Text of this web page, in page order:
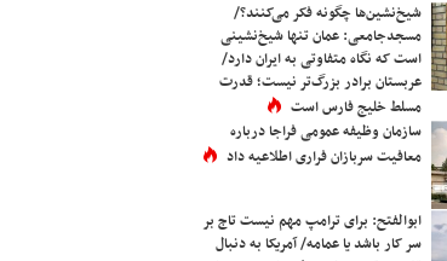
شیخ‌نشین‌ها چگونه فکر می‌کنند؟/
مسجدجامعی: عمان تنها شیخ‌نشینی
است که نگاه متفاوتی به ایران دارد/
عربستان برادر بزرگ‌تر نیست؛ قدرت
مسلط خلیج فارس است
سازمان وظیفه عمومی فراجا درباره
معافیت سربازان فراری اطلاعیه داد
ابوالفتح: برای ترامپ مهم نیست تاج بر
سر کار باشد یا عمامه/ آمریکا به دنبال